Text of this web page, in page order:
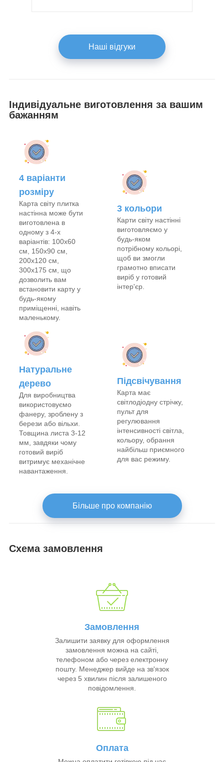
Нашi вiдгуки
Індивідуальне виготовлення за вашим
бажанням
4 варіанти
розміру
Карта світу плитка
настінна може бути
виготовлена в
одному з 4-х
варіантів: 100х60
см, 150х90 см,
200х120 см,
300х175 см, що
дозволить вам
встановити карту у
будь-якому
приміщенні, навіть
маленькому.
3 кольори
Карти світу настінні
виготовляємо у
будь-яком
потрібному кольорі,
щоб ви змогли
грамотно вписати
виріб у готовий
інтер'єр.
Натуральне
дерево
Для виробництва
використовуємо
фанеру, зроблену з
берези або вільхи.
Товщина листа 3-12
мм, завдяки чому
готовий виріб
витримує механічне
навантаження.
Підсвічування
Карта має
світлодіодну стрічку,
пульт для
регулювання
інтенсивності світла,
кольору, обрання
найбільш приємного
для вас режиму.
Бiльше про компанiю
Схема замовлення
Замовлення
Залишити заявку для оформлення
замовлення можна на сайті,
телефоном або через електронну
пошту. Менеджер вийде на зв'язок
через 5 хвилин після залишеного
повідомлення.
Оплата